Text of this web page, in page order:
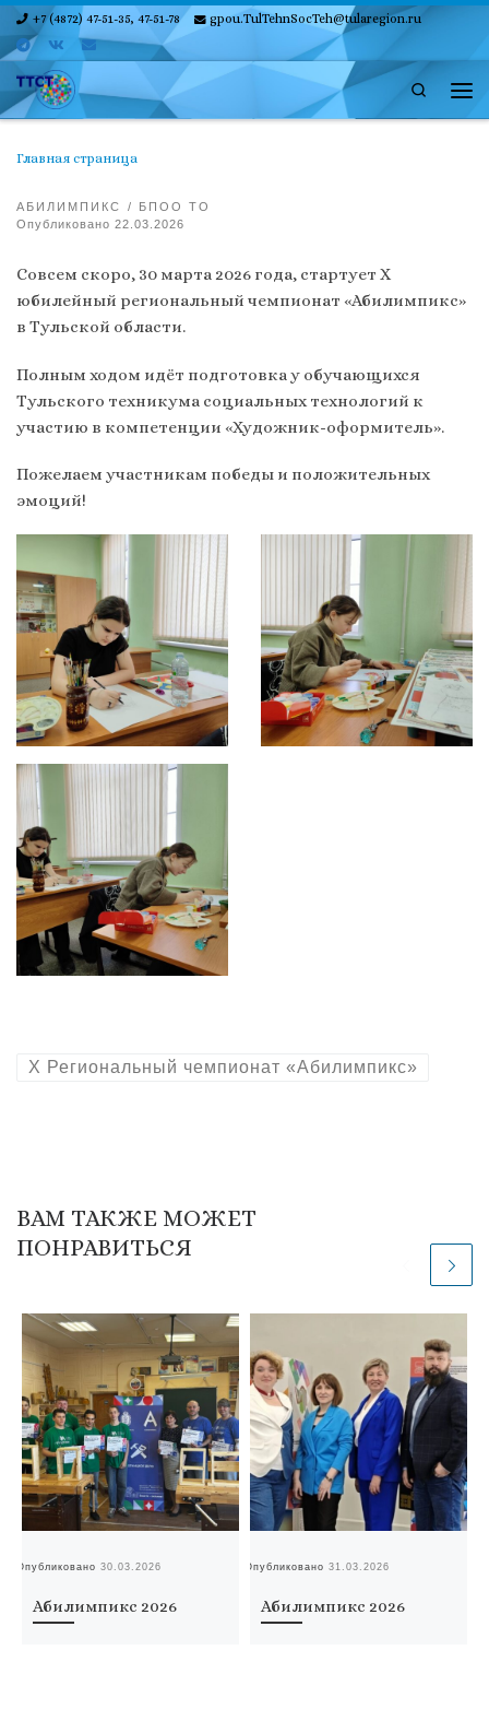
Skip to content
+7 (4872) 47-51-35, 47-51-78 gpou.TulTehnSocTeh@tularegion.ru
Search
Главная страница
АБИЛИМПИКС
БПОО ТО
Опубликовано 22.03.2026
Совсем скоро, 30 марта 2026 года, стартует Х
юбилейный региональный чемпионат «Абилимпикс»
в Тульской области.
Полным ходом идёт подготовка у обучающихся
Тульского техникума социальных технологий к
участию в компетенции «Художник-оформитель».
Пожелаем участникам победы и положительных
эмоций!
X Региональный чемпионат «Абилимпикс»
ВАМ ТАКЖЕ МОЖЕТ
ПОНРАВИТЬСЯ
Опубликовано30.03.2026
Абилимпикс 2026
Опубликовано31.03.2026
Абилимпикс 2026